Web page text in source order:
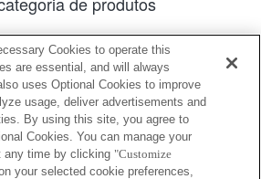
lentes
Cookies to operate this
are essential, and will always
uses Optional Cookies to improve
usage, deliver advertisements and
By using this site, you agree to
Cookies. You can manage your
any time by clicking "Customize
your selected cookie preferences,